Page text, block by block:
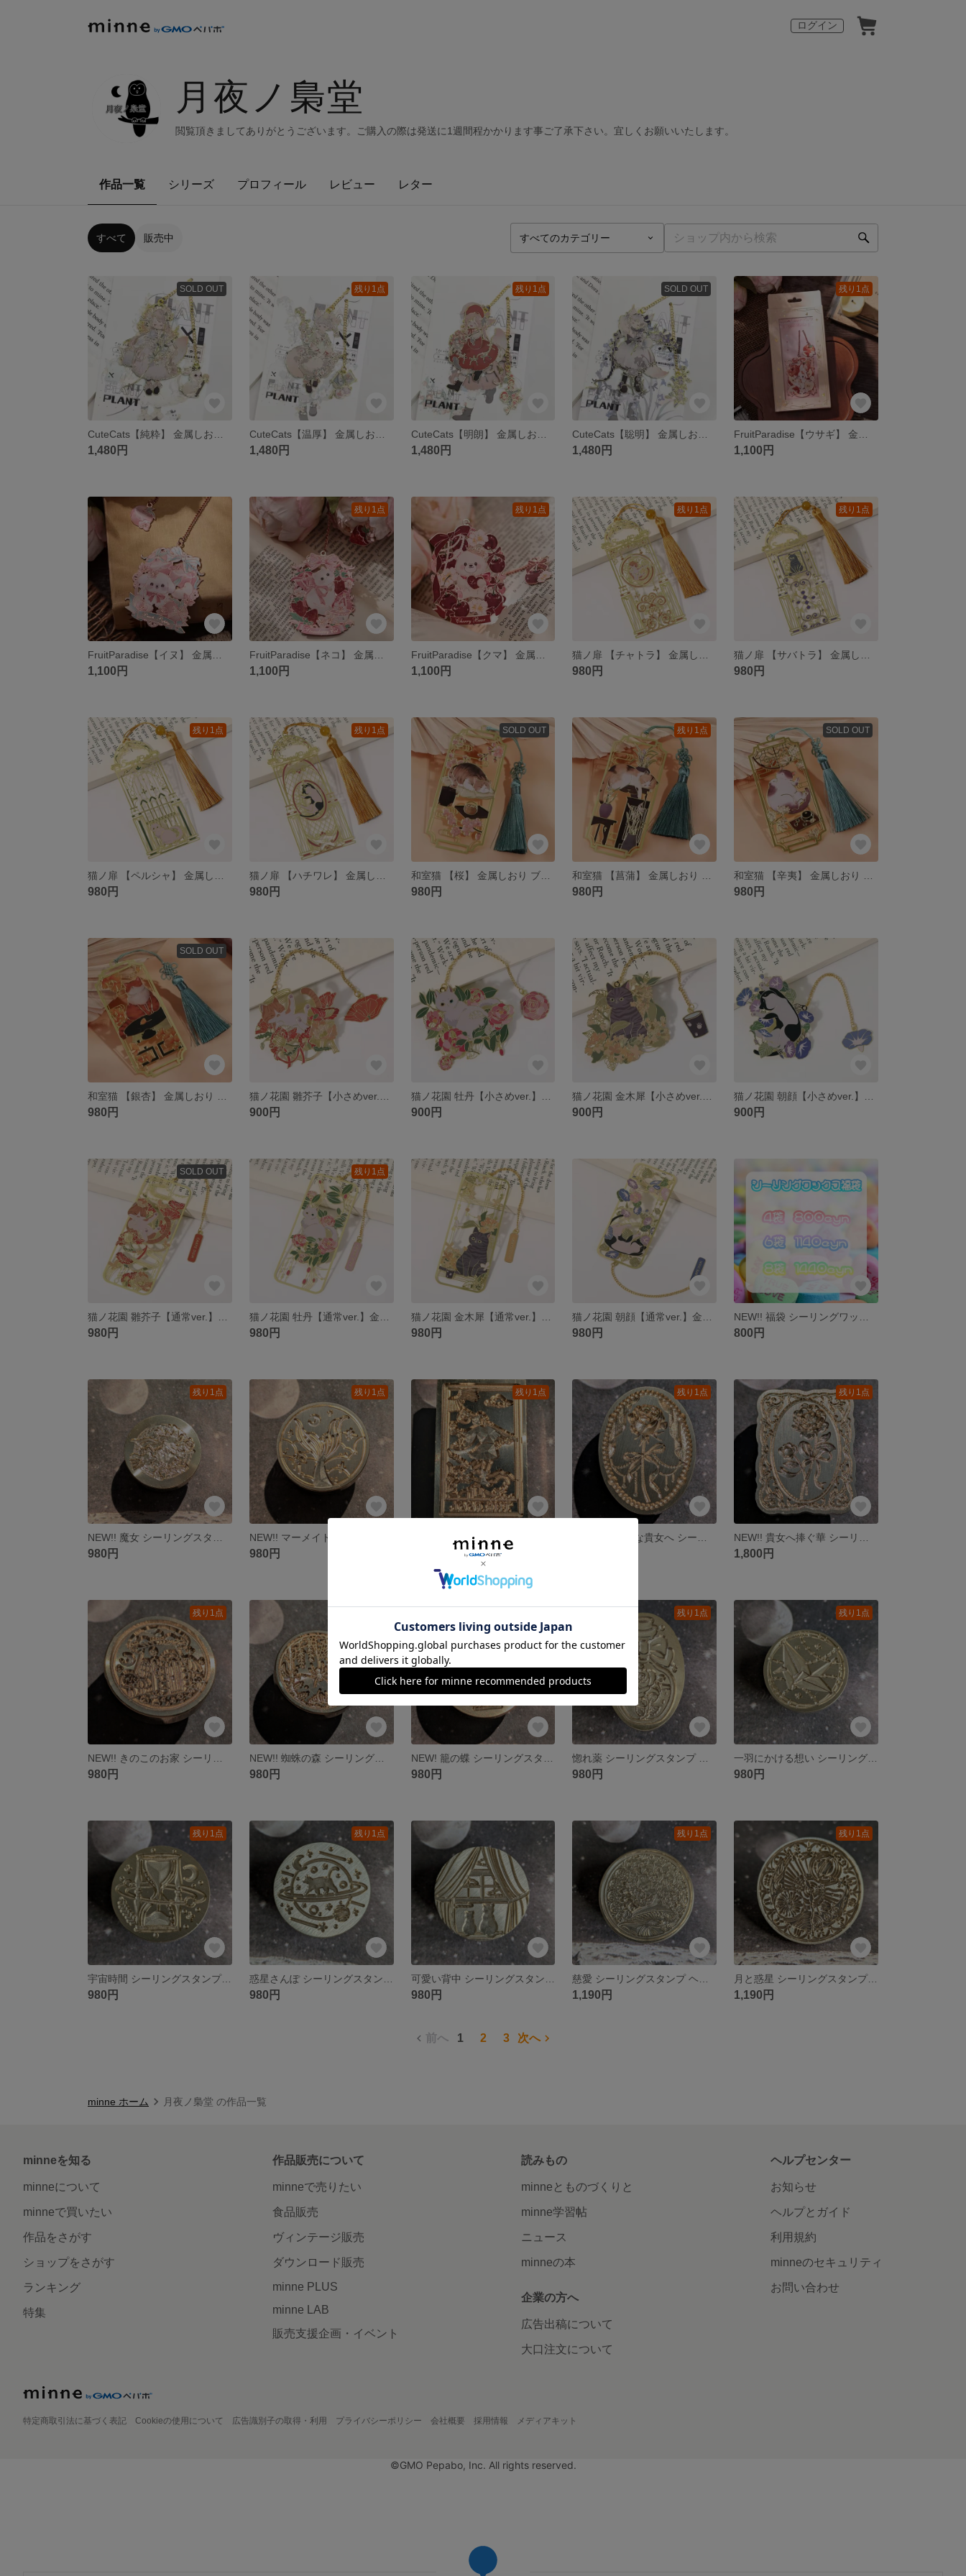
ログイン
月夜ノ梟堂
閲覧頂きましてありがとうございます。ご購入の際は発送に1週間程かかります事ご了承下さい。宜しくお願いいたします。
作品一覧 シリーズ プロフィール レビュー レター
すべて 販売中
SOLD OUT
1,480円
残り1点
1,480円
残り1点
1,480円
SOLD OUT
1,480円
残り1点
1,100円
1,100円
残り1点
1,100円
残り1点
1,100円
残り1点
980円
残り1点
980円
残り1点
980円
残り1点
980円
SOLD OUT
和室猫 【桜】 金属しおり ブックマーク
980円
残り1点
980円
SOLD OUT
980円
SOLD OUT
980円 900円 900円 900円 900円
SOLD OUT
980円
残り1点
980円 980円 980円 800円
残り1点
980円
残り1点
980円
残り1点 残り1点 残り1点
1,800円
残り1点
980円
NEW!! 蜘蛛の森 シーリングスタンプ ヘッドのみ
980円 980円
残り1点
980円
残り1点
980円
残り1点
宇宙時間 シーリングスタンプ ヘッドのみ
980円
残り1点
980円 980円
残り1点
1,190円
残り1点
月と惑星 シーリングスタンプ ヘッドのみ
1,190円
前へ 1 2 3 次へ
minne ホーム 月夜ノ梟堂 の作品一覧
minneを知る
minneについて
minneで買いたい
作品をさがす
ショップをさがす
ランキング
特集
作品販売について
minneで売りたい
食品販売
ヴィンテージ販売
ダウンロード販売
minne PLUS
minne LAB
販売支援企画・イベント
読みもの
minneとものづくりと
minne学習帖
ニュース
minneの本
企業の方へ
広告出稿について
大口注文について
ヘルプセンター
お知らせ
ヘルプとガイド
利用規約
minneのセキュリティ
お問い合わせ
特定商取引法に基づく表記 Cookieの使用について 広告識別子の取得・利用 プライバシーポリシー 会社概要 採用情報 メディアキット
©GMO Pepabo, Inc. All rights reserved.